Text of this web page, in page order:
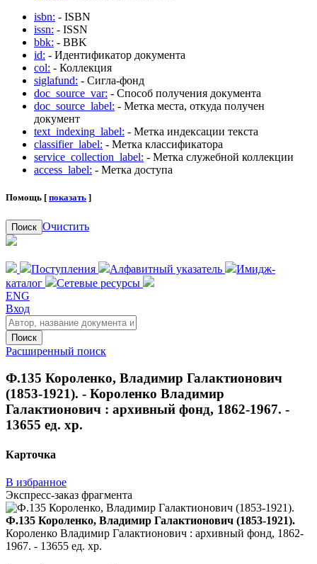
isbn: - ISBN
issn: - ISSN
bbk: - BBK
id: - Идентификатор документа
col: - Коллекция
siglafund: - Сигла-фонд
doc_source_var: - Способ получения документа
doc_source_label: - Метка места, откуда получен
документ
text_indexing_label: - Метка индексации текста
classifier_label: - Метка классификатора
service_collection_label: - Метка служебной коллекции
access_label: - Метка доступа
Помощь [ показать ]
Поиск Очистить
Поступления Алфавитный указатель
Имидж-
каталог
Сетевые ресурсы
ENG
Вход
Поиск
Расширенный поиск
Ф.135 Короленко, Владимир Галактионович
(1853-1921). - Короленко Владимир
Галактионович : архивный фонд, 1862-1967. -
13655 ед. хр.
Карточка
В избранное
Экспресс-заказ фрагмента
Ф.135 Короленко, Владимир Галактионович (1853-1921).
Короленко Владимир Галактионович : архивный фонд, 1862-
1967. - 13655 ед. хр.